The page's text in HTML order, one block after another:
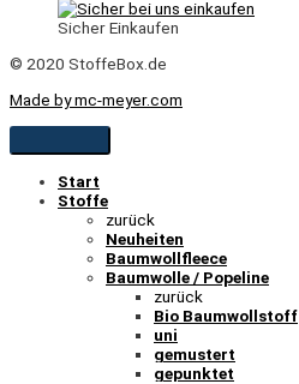
Sicher Einkaufen
© 2020 StoffeBox.de
Made by mc-meyer.com
Start
Stoffe
zurück
Neuheiten
Baumwollfleece
Baumwolle / Popeline
zurück
Bio Baumwollstoff
uni
gemustert
gepunktet